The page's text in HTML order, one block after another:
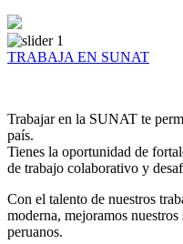
TRABAJA EN SUNAT
Trabajar en la SUNAT te
país.
Tienes la oportunidad de
de trabajo colaborativo y
Con el talento de nuestros
moderna, mejoramos
peruanos.